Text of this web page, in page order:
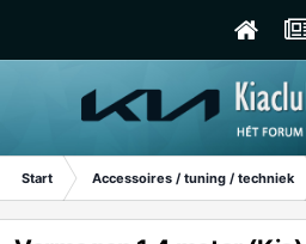
Start Accessoires / tuning / techniek